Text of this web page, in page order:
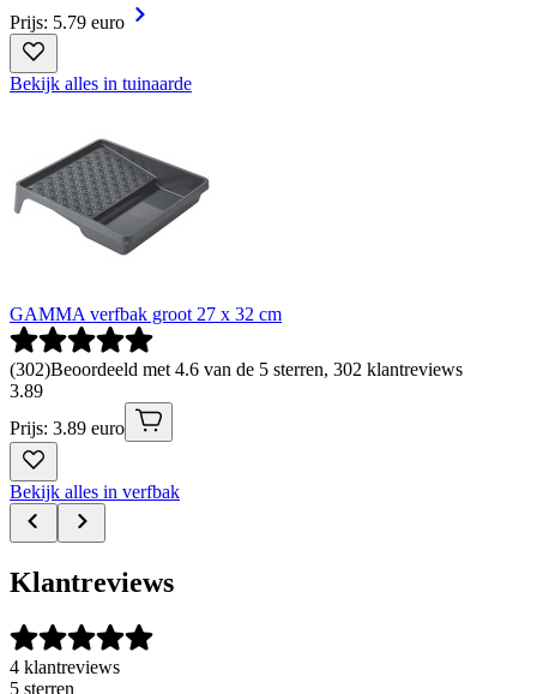
Prijs: 5.79 euro
Bekijk alles in tuinaarde
GAMMA verfbak groot 27 x 32 cm
(302)Beoordeeld met 4.6 van de 5 sterren, 302 klantreviews
3.89
Prijs: 3.89 euro
Bekijk alles in verfbak
Klantreviews
4 klantreviews
5 sterren